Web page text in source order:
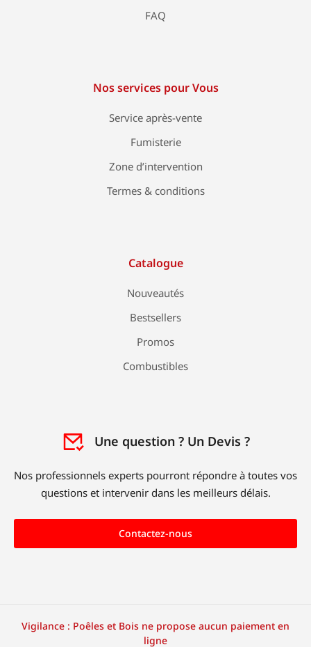
FAQ
Nos services pour Vous
Service après-vente
Fumisterie
Zone d’intervention
Termes & conditions
Catalogue
Nouveautés
Bestsellers
Promos
Combustibles
Une question ? Un Devis ?
Nos professionnels experts pourront répondre à toutes vos
questions et intervenir dans les meilleurs délais.
Contactez-nous
Vigilance : Poêles et Bois ne propose aucun paiement en
ligne